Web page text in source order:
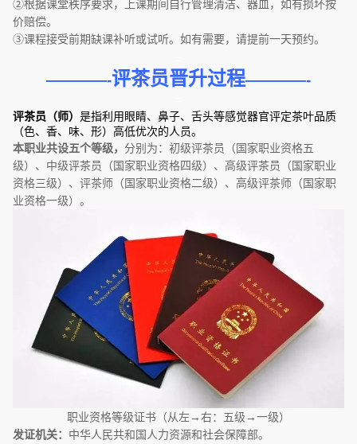
②根据课堂秩序要求，上课期间自行管理清洁、器皿，如有损坏按
价赔偿。
③课程接受前期缺课补听或试听。如有需要，请提前一天预约。
————-评茶员晋升过程————-
评茶员（师） 是指利用眼睛、鼻子、舌头等感觉器官评定茶叶品质
（色、香、味、形）高低优次的人员。
本职业共设五个等级， 分别为：初级评茶员（国家职业资格五
级）、中级评茶员（国家职业资格四级）、高级评茶员（国家职业
资格三级）、评茶师（国家职业资格二级）、高级评茶师（国家职
业资格一级）。
职业资格等级证书（从左→右：五级→一级）
发证机关： 中华人民共和国人力资源和社会保障部。